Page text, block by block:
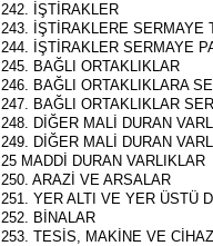
242. İŞTİRAKLER
243. İŞTİRAKLERE SERMAYE
244. İŞTİRAKLER SERMAYE
245. BAĞLI ORTAKLIKLAR
246. BAĞLI ORTAKLIKLARA
247. BAĞLI ORTAKLIKLAR
248. DİĞER MALİ DURAN
249. DİĞER MALİ DURAN
25 MADDİ DURAN VARLIKLAR
250. ARAZİ VE ARSALAR
251. YER ALTI VE YER ÜSTÜ
252. BİNALAR
253. TESİS, MAKİNE VE